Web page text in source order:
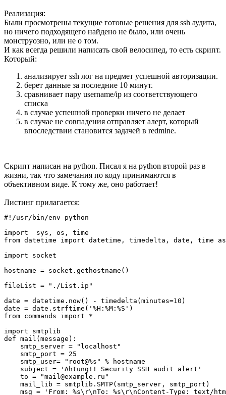
Реализация:
Были просмотрены текущие готовые решения для ssh аудита,
но ничего подходящего найдено не было, или очень
монструозно, или не о том.
И как всегда решили написать свой велосипед, то есть скрипт.
Который:
анализирует ssh лог на предмет успешной авторизации.
берет данные за последние 10 минут.
сравнивает пару username/ip из соответствующего
списка
в случае успешной проверки ничего не делает
в случае не совпадения отправляет алерт, который
впоследствии становится задачей в redmine.
Скрипт написан на python. Писал я на python второй раз в
жизни, так что замечания по коду принимаются в
объективном виде. К тому же, оно работает!
Листинг прилагается:
#!/usr/bin/env python
import  sys, os, time
from datetime import datetime, timedelta, date, time
import socket
hostname = socket.gethostname()
fileList = "./List.ip"
date = datetime.now() - timedelta(minutes=10)
date = date.strftime('%H:%M:%S')
from commands import *
import smtplib
def mail(message):
    smtp_server = "localhost"
    smtp_port = 25
    smtp_user= "root@%s" % hostname
    subject = 'Ahtung!! Security SSH audit alert'
    to = "mail@example.ru"
    mail_lib = smtplib.SMTP(smtp_server, smtp_port)
msg = 'From: %s\r\nTo: %s\r\nContent-Type: text/